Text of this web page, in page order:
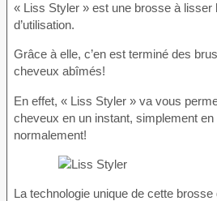
« Liss Styler » est une brosse à
d’utilisation.
Grâce à elle, c’en est terminé des
cheveux abîmés!
En effet, « Liss Styler » va vous
cheveux en un instant, simplement
normalement!
La technologie unique de cette brosse